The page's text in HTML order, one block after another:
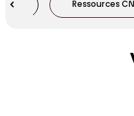
Ressources